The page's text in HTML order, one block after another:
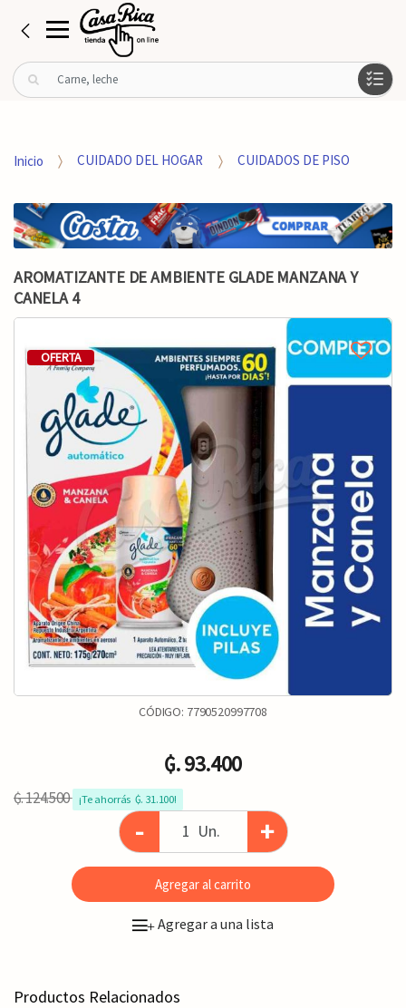
B
u
r
o
r
:
Inicio CUIDADO DEL HOGAR CUIDADOS DE PISO
AROMATIZANTE DE AMBIENTE GLADE MANZANA Y
CANELA 4
OFERTA
CÓDIGO: 7790520997708
₲. 93.400
₲. 124.500 ¡Te ahorrás  ₲. 31.100!
- Un. +
Agregar al carrito
+Agregar a una lista
Productos Relacionados